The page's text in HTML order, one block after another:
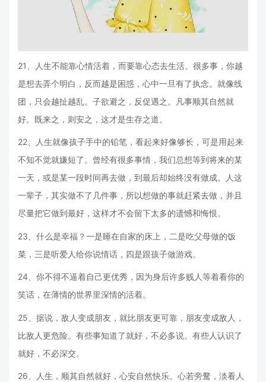
21、人生不能靠心情活着，而要靠心态去生活。很多事，你越
是想去弄个明白，反而越是困惑，心中一旦有了执念。就像线
团，只会越扯越乱。子欲避之，反促遇之。凡事顺其自然就
好。既来之，则安之，这才是生存之道。
22、人生就像孩子手中的铅笔，看起来好像够长，可是用起来
不知不觉就嫌短了。曾经有很多事情，我们总想等到将来的某
一天，或是某一段时间再去做，到最后却始终没有做成。人这
一辈子，其实做不了几件事，所以想做的事就赶紧去做，并且
尽量把它做到最好，这样才不会留下太多的遗憾和悔恨。
23、什么是幸福？一是睡在自家的床上，二是吃父母做的饭
菜，三是听爱人给你说情话，四是跟孩子做游戏。
24、你不得不逼着自己更优秀，因为身后许多贱人等着看你的
笑话，在薄情的世界里深情的活着。
25、据说，敌人变成朋友，就比朋友更可靠，朋友变成敌人，
比敌人更危险。有些事知道了就好，不必多说。有些人认识了
就好，不必深交。
26、人生，顺其自然就好，心安自然快乐。心若旁鹜，淡看人